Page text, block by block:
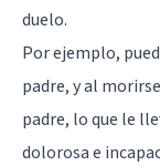
duelo.
Por ejemplo,
padre, y al
padre, lo que le
dolorosa e